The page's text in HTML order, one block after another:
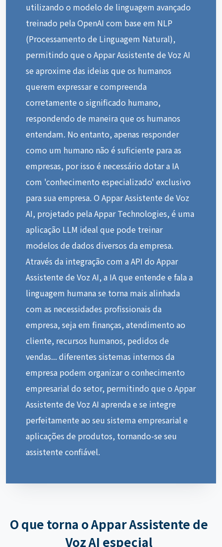
utilizando o modelo de linguagem avançado
treinado pela OpenAI com base em NLP
(Processamento de Linguagem Natural),
permitindo que o Appar Assistente de Voz AI
se aproxime das ideias que os humanos
querem expressar e compreenda
corretamente o significado humano,
respondendo de maneira que os humanos
entendam. No entanto, apenas responder
como um humano não é suficiente para as
empresas, por isso é necessário dotar a IA
com 'conhecimento especializado' exclusivo
para sua empresa. O Appar Assistente de Voz
AI, projetado pela Appar Technologies, é uma
aplicação LLM ideal que pode treinar
modelos de dados diversos da empresa.
Através da integração com a API do Appar
Assistente de Voz AI, a IA que entende e fala a
linguagem humana se torna mais alinhada
com as necessidades profissionais da
empresa, seja em finanças, atendimento ao
cliente, recursos humanos, pedidos de
vendas... diferentes sistemas internos da
empresa podem organizar o conhecimento
empresarial do setor, permitindo que o Appar
Assistente de Voz AI aprenda e se integre
perfeitamente ao seu sistema empresarial e
aplicações de produtos, tornando-se seu
assistente confiável.
O que torna o Appar Assistente de
Voz AI especial